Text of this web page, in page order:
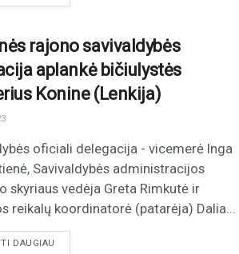
rajono savivaldybės
aplankė bičiulystės
Konine (Lenkija)
oficiali delegacija - vicemerė Inga
Savivaldybės administracijos
skyriaus vedėja Greta Rimkutė ir
reikalų koordinatorė (patarėja) Dalia...
DAUGIAU